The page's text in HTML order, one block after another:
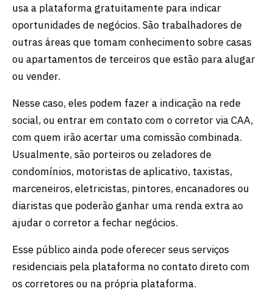
usa a plataforma gratuitamente para indicar
oportunidades de negócios. São trabalhadores de
outras áreas que tomam conhecimento sobre casas
ou apartamentos de terceiros que estão para alugar
ou vender.
Nesse caso, eles podem fazer a indicação na rede
social, ou entrar em contato com o corretor via CAA,
com quem irão acertar uma comissão combinada.
Usualmente, são porteiros ou zeladores de
condomínios, motoristas de aplicativo, taxistas,
marceneiros, eletricistas, pintores, encanadores ou
diaristas que poderão ganhar uma renda extra ao
ajudar o corretor a fechar negócios.
Esse público ainda pode oferecer seus serviços
residenciais pela plataforma no contato direto com
os corretores ou na própria plataforma.